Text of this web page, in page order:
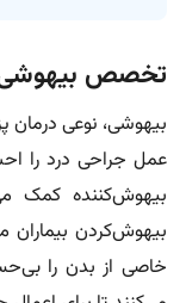
تخصص
بیهوشی، نوعی
عمل جراحی درد را
بیهوش‌کننده کمک
بیهوش‌کردن بیماران
خاصی از بدن را